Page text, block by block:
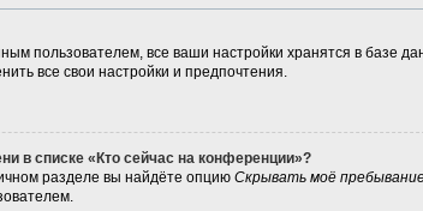
пользователем, все ваши настройки хранятся в
все свои настройки и предпочтения.
в списке «Кто сейчас на конференции»?
разделе вы найдёте опцию Скрывать моё